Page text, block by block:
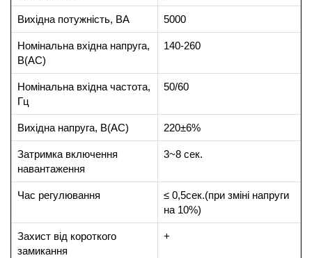
Вихідна потужність, ВА 5000
Номінальна вхідна напруга,
В(АС)
140-260
Номінальна вхідна частота,
Гц
50/60
Вихідна напруга, В(АС) 220±6%
Затримка включення
навантаження
3~8 сек.
Час регулювання
≤ 0,5сек.(при зміні напруги
на 10%)
Захист від короткого
замикання
+